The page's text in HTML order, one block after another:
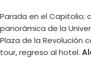
Parada en el Capitolio;
panorámica de la
Plaza de la Revolución
tour, regreso al hotel.